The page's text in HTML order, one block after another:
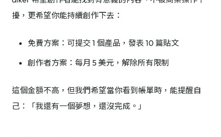
擾，更希望你能持續創作下去：
免費方案：可提交 1 個產品，發表 10 篇貼文
創作者方案：每月 5 美元，解除所有限制
這個金額不高，但我們希望當你看到帳單時，能提醒自
己：「我還有一個夢想，還沒完成。」